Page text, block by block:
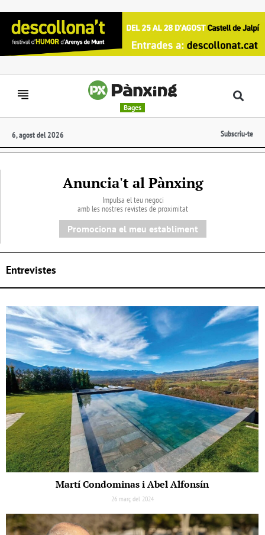
Bages
6, agost del 2026 Subscriu-te
Anuncia't al Pànxing
Impulsa el teu negoci
amb les nostres revistes de proximitat
Promociona el meu establiment
Entrevistes
Martí Condominas i Abel Alfonsín
26 març del 2024